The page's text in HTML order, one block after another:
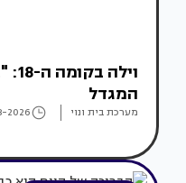
המגדל
מערכת בית ונוי 2026